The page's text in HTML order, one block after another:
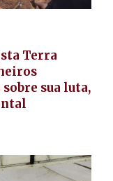
Terra
sua luta,